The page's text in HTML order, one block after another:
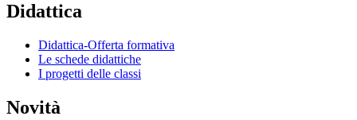
Didattica
Didattica-Offerta formativa
Le schede didattiche
I progetti delle classi
Novità